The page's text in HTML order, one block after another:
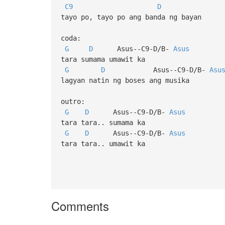
C9
D
tayo po, tayo po ang banda ng bayan
coda:
G
DAsus--C9-D/B- Asus
tara sumama umawit ka
G
DAsus--C9-D/B- Asus
lagyan natin ng boses ang musika
outro:
G
DAsus--C9-D/B- Asus
tara tara.. sumama ka
G
DAsus--C9-D/B- Asus
tara tara.. umawit ka
Comments